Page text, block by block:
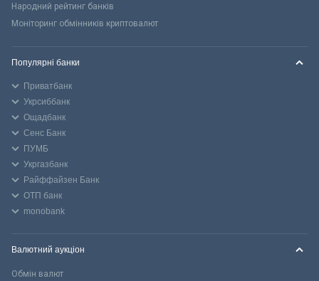
Народний рейтинг банків
Моніторинг обмінників криптовалют
Популярні банки
Приватбанк
Укрсиббанк
Ощадбанк
Сенс Банк
ПУМБ
Укргазбанк
Райффайзен Банк
ОТП банк
monobank
Валютний аукціон
Обмін валют